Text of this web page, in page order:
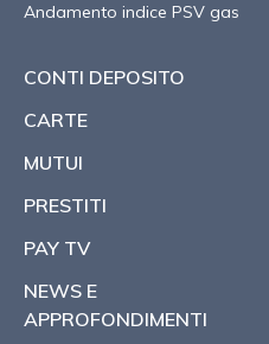
Andamento indice PSV gas
CONTI DEPOSITO
CARTE
MUTUI
PRESTITI
PAY TV
NEWS E
APPROFONDIMENTI